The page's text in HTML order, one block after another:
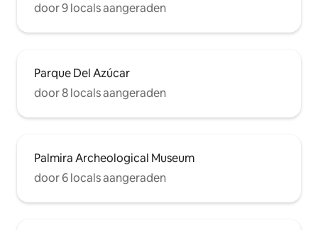
door 9 locals aangeraden
Parque Del Azúcar
door 8 locals aangeraden
Palmira Archeological Museum
door 6 locals aangeraden